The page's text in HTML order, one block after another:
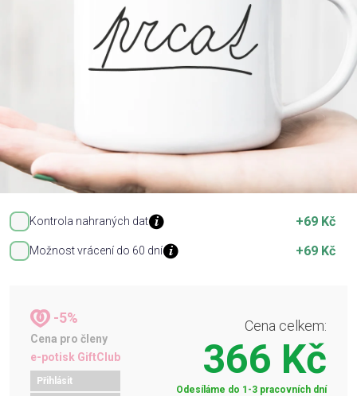
Oblečení
Přihlášení
Kontrola nahraných dat +69 Kč
Možnost vrácení do 60 dní +69 Kč
-5%
Cena pro členy
e-potisk GiftClub
Přihlásit
Cena celkem:
366 Kč
Odesíláme do 1-3 pracovních dní